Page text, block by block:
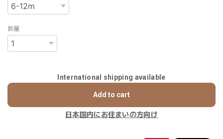
数量
International shipping available
Add to cart
日本国内にお住まいの方向け